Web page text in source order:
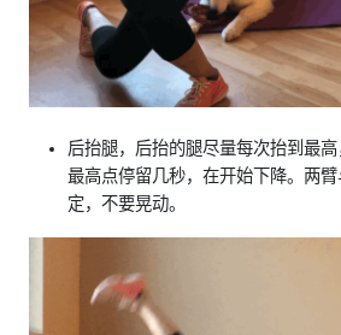
后抬腿，后抬的腿尽量每次抬到最
最高点停留几秒，在开始下降。两
定，不要晃动。